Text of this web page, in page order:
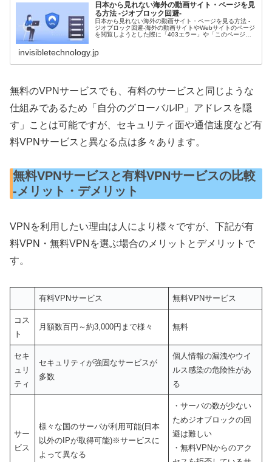
日本から見れない海外の動画サイト・ページを見
る方法 -ジオブロック回避-
日本から見れない海外の動画サイト・ページを見る方法 -
ジオブロック回避-海外の動画サイトやWebサイトのページ
を閲覧しようとした際に「403エラー」や「このページに
invisibletechnology.jp
無料のVPNサービスでも、有料のサービスと同じような
仕組みであるため「自分のグローバルIP」アドレスを隠
す」ことは可能ですが、セキュリティ面や通信速度など有
料VPNサービスと異なる点は多々あります。
無料VPNサービスと有料VPNサービスの比較
-メリット・デメリット
VPNを利用したい理由は人により様々ですが、下記が有
料VPN・無料VPNを選ぶ場合のメリットとデメリットで
す。
有料VPNサービス 無料VPNサービス
コス
ト
月額数百円～約3,000円まで様々 無料
セキ
ュリ
ティ
セキュリティが強固なサービスが
多数
個人情報の漏洩やウイ
ルス感染の危険性があ
る
サー
ビス
様々な国のサーバが利用可能(日本
以外のIPが取得可能)※サービスに
よって異なる
・サーバの数が少ない
ためジオブロックの回
避は難しい
・無料VPNからのアク